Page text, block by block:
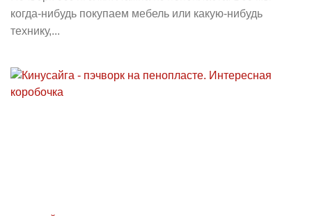
когда-нибудь покупаем мебель или какую-нибудь
технику,...